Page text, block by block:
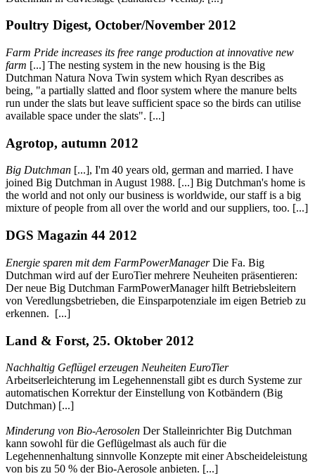
Poultry Digest, October/November 2012
Farm Pride increases its free range production at innovative new
farm [...] The nesting system in the new housing is the Big
Dutchman Natura Nova Twin system which Ryan describes as
being, "a partially slatted and floor system where the manure belts
run under the slats but leave sufficient space so the birds can utilise
available space under the slats". [...]
Agrotop, autumn 2012
Big Dutchman [...], I'm 40 years old, german and married. I have
joined Big Dutchman in August 1988. [...] Big Dutchman's home is
the world and not only our business is worldwide, our staff is a big
mixture of people from all over the world and our suppliers, too. [...]
DGS Magazin 44 2012
Energie sparen mit dem FarmPowerManagerDie Fa. Big
Dutchman wird auf der EuroTier mehrere Neuheiten präsentieren:
Der neue Big Dutchman FarmPowerManager hilft Betriebsleitern
von Veredlungsbetrieben, die Einsparpotenziale im eigen Betrieb zu
erkennen. [...]
Land & Forst, 25. Oktober 2012
Nachhaltig Geflügel erzeugen Neuheiten EuroTier
Arbeitserleichterung im Legehennenstall gibt es durch Systeme zur
automatischen Korrektur der Einstellung von Kotbändern (Big
Dutchman) [...]
Minderung von Bio-Aerosolen Der Stalleinrichter Big Dutchman
kann sowohl für die Geflügelmast als auch für die
Legehennenhaltung sinnvolle Konzepte mit einer Abscheideleistung
von bis zu 50 % der Bio-Aerosole anbieten. [...]